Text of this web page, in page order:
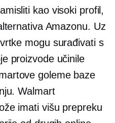
kao visoki profil,
Amazonu. Uz
mogu surađivati ​​s
proizvode učinile
goleme baze
Walmart
imati višu prepreku